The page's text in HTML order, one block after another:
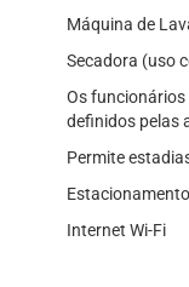
Máquina de
Secadora (uso
Os
definidos pelas
Permite
Estacionamento
Internet Wi-Fi